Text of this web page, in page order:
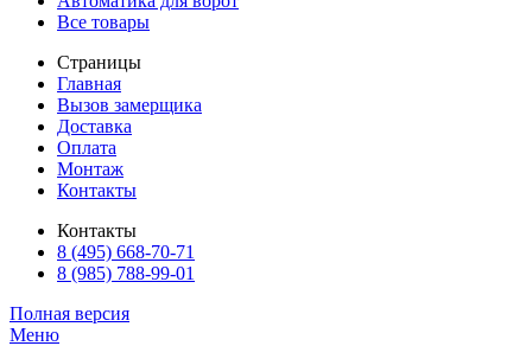
Все товары
Страницы
Главная
Вызов замерщика
Доставка
Оплата
Монтаж
Контакты
Контакты
8 (495) 668-70-71
8 (985) 788-99-01
Полная версия
Меню